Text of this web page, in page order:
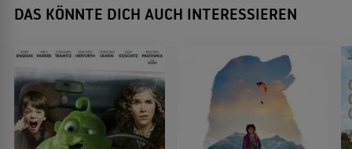
DAS KÖNNTE DICH AUCH INTERESSIEREN